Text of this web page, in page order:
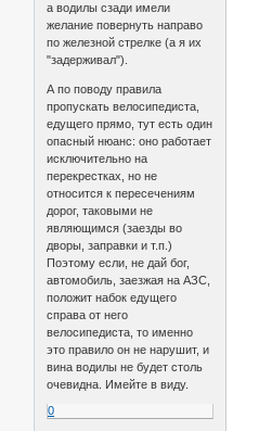
а водилы сзади имели
желание повернуть направо
по железной стрелке (а я их
"задерживал").
А по поводу правила
пропускать велосипедиста,
едущего прямо, тут есть один
опасный нюанс: оно работает
исключительно на
перекрестках, но не
относится к пересечениям
дорог, таковыми не
являющимся (заезды во
дворы, заправки и т.п.)
Поэтому если, не дай бог,
автомобиль, заезжая на АЗС,
положит набок едущего
справа от него
велосипедиста, то именно
это правило он не нарушит, и
вина водилы не будет столь
очевидна. Имейте в виду.
0